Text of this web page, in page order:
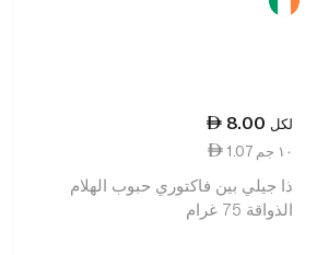
8.00 لكل
1.07 ١٠ جم
ذا جيلي بين فاكتوري حبوب الهلام
الذواقة 75 غرام